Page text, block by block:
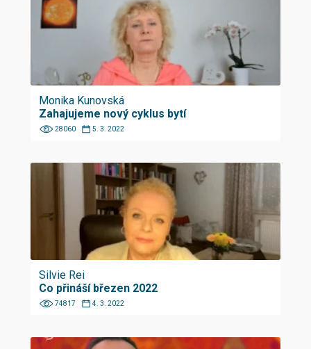
Monika Kunovská
Zahajujeme nový cyklus bytí
28060 5. 3. 2022
Silvie Rei
Co přináší březen 2022
74817 4. 3. 2022